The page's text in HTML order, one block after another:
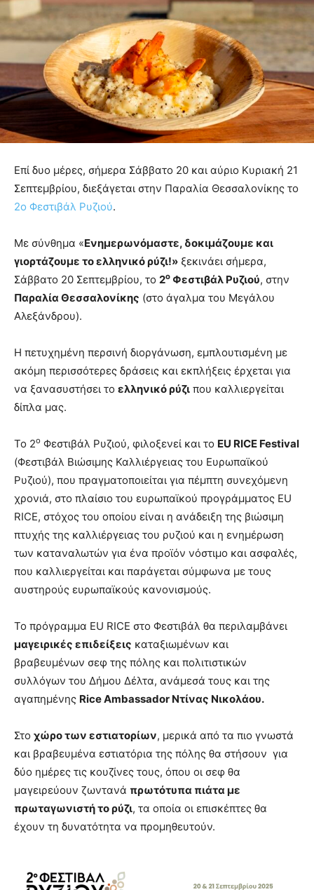
Επί δυο μέρες, σήμερα Σάββατο 20 και αύριο Κυριακή 21
Σεπτεμβρίου, διεξάγεται στην Παραλία Θεσσαλονίκης το
2ο Φεστιβάλ Ρυζιού.
Με σύνθημα «Ενημερωνόμαστε, δοκιμάζουμε και
γιορτάζουμε το ελληνικό ρύζι!» ξεκινάει σήμερα,
Σάββατο 20 Σεπτεμβρίου, το 2ο Φεστιβάλ Ρυζιού, στην
Παραλία Θεσσαλονίκης (στο άγαλμα του Μεγάλου
Αλεξάνδρου).
Η πετυχημένη περσινή διοργάνωση, εμπλουτισμένη με
ακόμη περισσότερες δράσεις και εκπλήξεις έρχεται για
να ξανασυστήσει το ελληνικό ρύζι που καλλιεργείται
δίπλα μας.
Το 2ο Φεστιβάλ Ρυζιού, φιλοξενεί και το EU RICE Festival
(Φεστιβάλ Βιώσιμης Καλλιέργειας του Ευρωπαϊκού
Ρυζιού), που πραγματοποιείται για πέμπτη συνεχόμενη
χρονιά, στο πλαίσιο του ευρωπαϊκού προγράμματος EU
RICE, στόχος του οποίου είναι η ανάδειξη της βιώσιμη
πτυχής της καλλιέργειας του ρυζιού και η ενημέρωση
των καταναλωτών για ένα προϊόν νόστιμο και ασφαλές,
που καλλιεργείται και παράγεται σύμφωνα με τους
αυστηρούς ευρωπαϊκούς κανονισμούς.
Το πρόγραμμα EU RICE στο Φεστιβάλ θα περιλαμβάνει
μαγειρικές επιδείξεις καταξιωμένων και
βραβευμένων σεφ της πόλης και πολιτιστικών
συλλόγων του Δήμου Δέλτα, ανάμεσά τους και της
αγαπημένης RiceAmbassador Ντίνας Νικολάου.
Στο χώρο των εστιατορίων, μερικά από τα πιο γνωστά
και βραβευμένα εστιατόρια της πόλης θα στήσουν για
δύο ημέρες τις κουζίνες τους, όπου οι σεφ θα
μαγειρεύουν ζωντανά πρωτότυπα πιάτα με
πρωταγωνιστή το ρύζι, τα οποία οι επισκέπτες θα
έχουν τη δυνατότητα να προμηθευτούν.